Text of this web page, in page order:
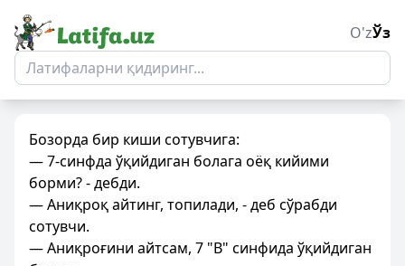
O'zЎз
Бозорда бир киши сотувчига:
— 7-синфда ўқийдиган болага оёқ кийими
борми? - дебди.
— Аниқроқ айтинг, топилади, - деб сўрабди
сотувчи.
— Аниқроғини айтсам, 7 "В" синфида ўқийдиган